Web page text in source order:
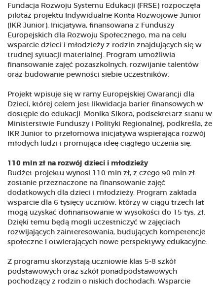
Fundacja Rozwoju Systemu Edukacji (FRSE) rozpoczęła
pilotaż projektu Indywidualne Konta Rozwojowe Junior
(IKR Junior). Inicjatywa, finansowana z Funduszy
Europejskich dla Rozwoju Społecznego, ma na celu
wsparcie dzieci i młodzieży z rodzin znajdujących się w
trudnej sytuacji materialnej. Program umożliwia
finansowanie zajęć pozaszkolnych, rozwijanie talentów
oraz budowanie pewności siebie uczestników.
Projekt wpisuje się w ramy Europejskiej Gwarancji dla
Dzieci, której celem jest likwidacja barier finansowych w
dostępie do edukacji. Monika Sikora, podsekretarz stanu w
Ministerstwie Funduszy i Polityki Regionalnej, podkreśla, że
IKR Junior to przełomowa inicjatywa wspierająca rozwój
młodych ludzi i promująca ideę ciągłego uczenia się.
110 mln zł na rozwój dzieci i młodzieży
Budżet projektu wynosi 110 mln zł, z czego 90 mln zł
zostanie przeznaczone na finansowanie zajęć
dodatkowych dla dzieci i młodzieży. Program zakłada
wsparcie dla 6 tysięcy uczniów, którzy w ciągu trzech lat
mogą uzyskać dofinansowanie w wysokości do 15 tys. zł.
Dzięki temu będą mogli uczestniczyć w zajęciach
rozwijających zainteresowania, budujących kompetencje
społeczne i otwierających nowe perspektywy edukacyjne.
Z programu skorzystają uczniowie klas 5-8 szkół
podstawowych oraz szkół ponadpodstawowych
pochodzący z rodzin o niskich dochodach. Wsparcie